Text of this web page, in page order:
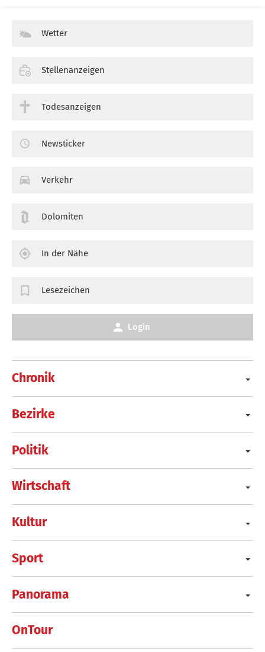
Chronik
Bezirke
Politik
Wirtschaft
Kultur
Sport
Panorama
OnTour
Wetter
Stellenanzeigen
Todesanzeigen
Newsticker
Verkehr
Dolomiten
In der Nähe
Lesezeichen
Login